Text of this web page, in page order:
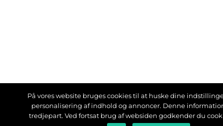
På vores website bruges cookies til at huske dine
personalisering af indhold og annoncer. Denne
tredjepart. Ved fortsat brug af websiden godkender du